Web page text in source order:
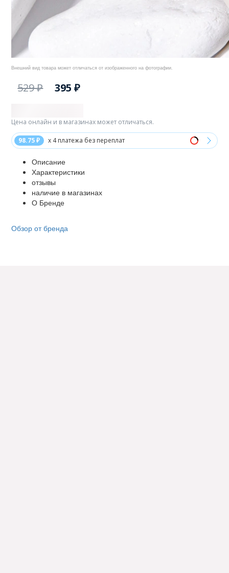
Внешний вид товара может отличаться от изображенного на фотографии.
529 ₽ 395 ₽
98.75 ₽ x 4 платежа без переплат
Цена онлайн и в магазинах может отличаться.
Описание
Характеристики
отзывы
наличие в магазинах
О Бренде
Обзор от бренда